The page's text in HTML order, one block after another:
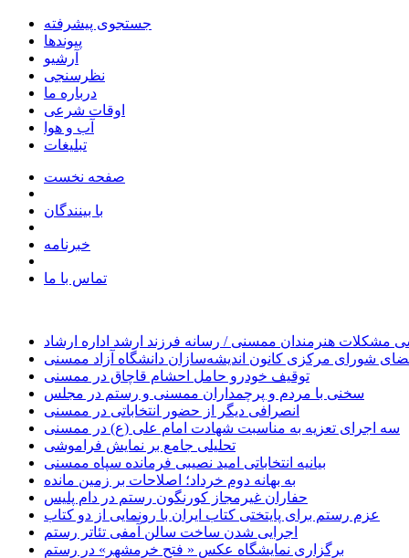
جستجوی پیشرفته
پیوندها
آرشیو
نظرسنجی
درباره ما
اوقات شرعی
آب و هوا
تبلیغات
صفحه نخست
با بینندگان
خبرنامه
تماس با ما
مشکلات هنرمندان ممسنی / رسانه فرزند ارشد اداره ارشاد
شورای مرکزی کانون اندیشه‌سازان دانشگاه آزاد ممسنی
توقیف خودرو حامل احشام قاچاق در ممسنی
سخنی با مردم و پرچمداران ممسنی و رستم در مجلس
انصرافی دیگر از حضور انتخاباتی در ممسنی
سه اجرای تعزیه به مناسبت شهادت امام علی (ع) در ممسنی
تحلیلی جامع بر نمایش فراموشی
بیانیه انتخاباتی امید نصیبی فرمانده سپاه ممسنی
به بهانه دوم خرداد؛ اصلاحات بر زمین مانده
حفاران غیرمجاز کورنگون رستم در دام پلیس
عزم رستم برای پایتختی کتاب ایران با رونمایی از دو کتاب
اجرایی شدن ساخت سالن آمفی تئاتر رستم
برگزاری نمایشگاه عکس « فتح خرمشهر» در رستم